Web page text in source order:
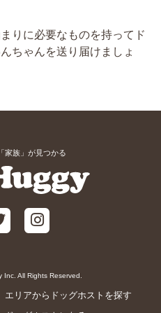
りに必要なものを持ってド
ちゃんを送り届けましょ
家族」が見つかる
All Rights Reserved.
エリアからドッグホストを探す